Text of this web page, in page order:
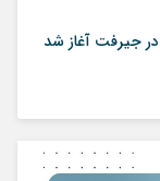
جیرفت آغاز شد